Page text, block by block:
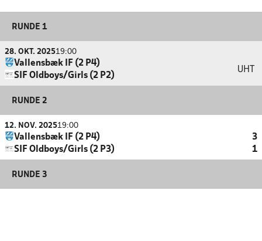
RUNDE 1
28. OKT. 202519:00
Vallensbæk IF (2 P4)
SIF Oldboys/Girls (2 P2)
UHT
RUNDE 2
12. NOV. 202519:00
Vallensbæk IF (2 P4)
3
SIF Oldboys/Girls (2 P3)
1
RUNDE 3